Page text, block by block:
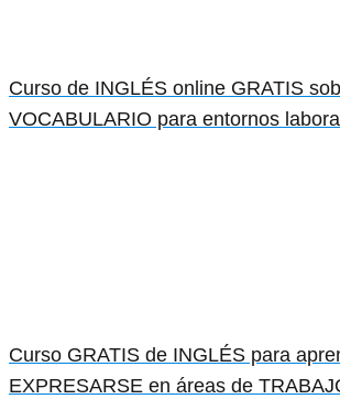
Curso de INGLÉS online GRATIS
VOCABULARIO para entornos
Curso GRATIS de INGLÉS para
EXPRESARSE en áreas de